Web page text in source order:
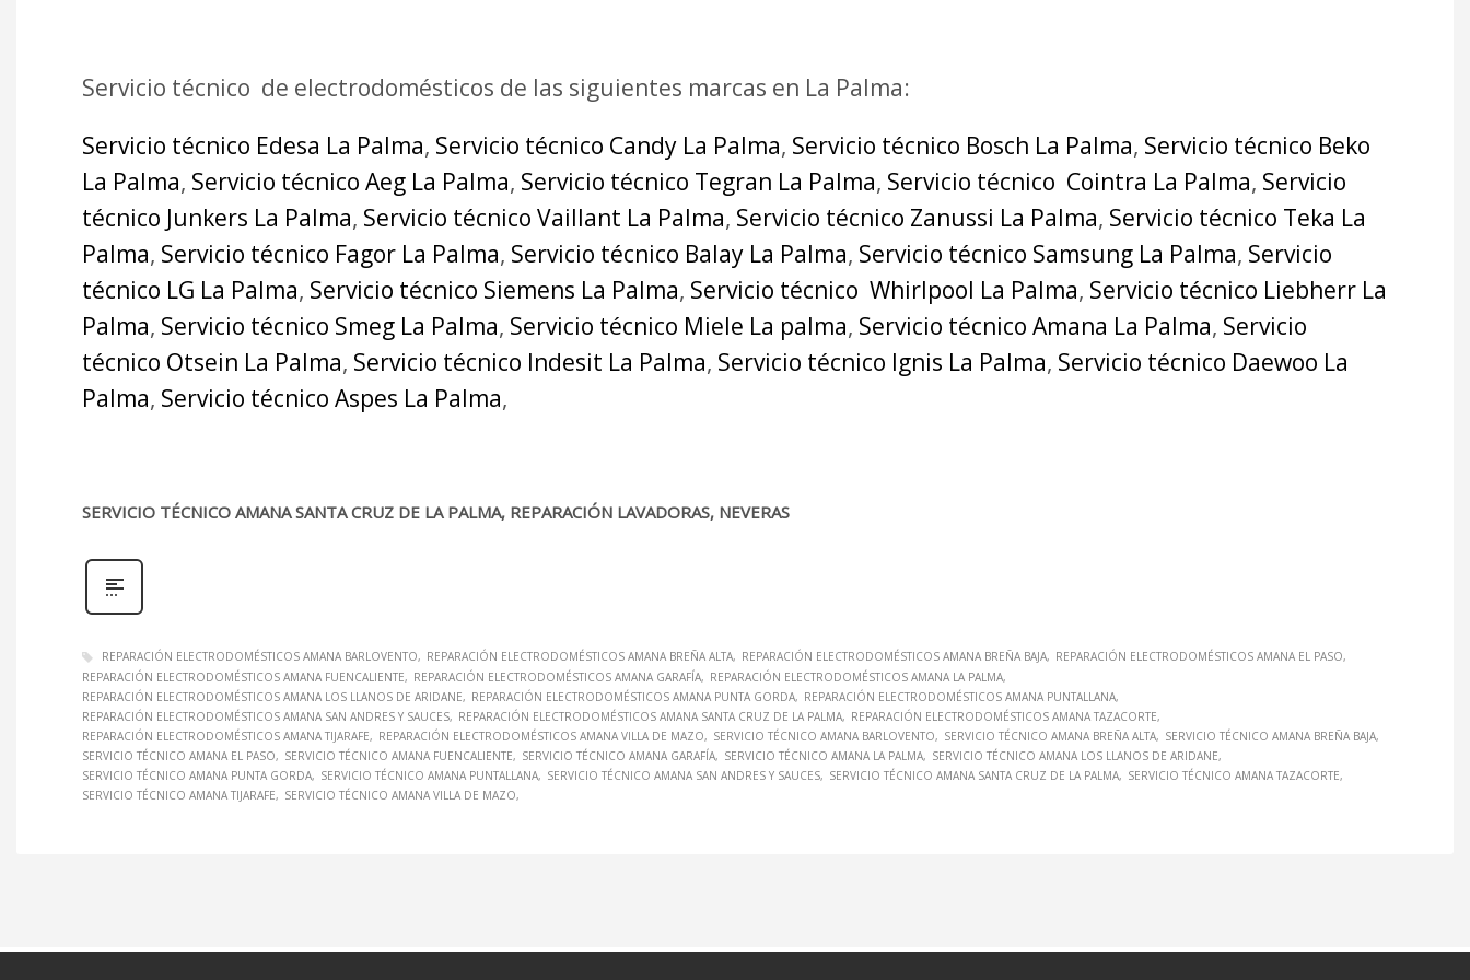
Servicio técnico de electrodomésticos de las siguientes marcas en La Palma:
Servicio técnico Edesa La Palma, Servicio técnico Candy La Palma, Servicio técnico Bosch La Palma, Servicio técnico Beko
La Palma, Servicio técnico Aeg La Palma, Servicio técnico Tegran La Palma, Servicio técnico Cointra La Palma, Servicio
técnico Junkers La Palma, Servicio técnico Vaillant La Palma, Servicio técnico Zanussi La Palma, Servicio técnico Teka La
Palma, Servicio técnico Fagor La Palma, Servicio técnico Balay La Palma, Servicio técnico Samsung La Palma, Servicio
técnico LG La Palma, Servicio técnico Siemens La Palma, Servicio técnico Whirlpool La Palma, Servicio técnico Liebherr La
Palma, Servicio técnico Smeg La Palma, Servicio técnico Miele La palma, Servicio técnico Amana La Palma, Servicio
técnico Otsein La Palma, Servicio técnico Indesit La Palma, Servicio técnico Ignis La Palma, Servicio técnico Daewoo La
Palma, Servicio técnico Aspes La Palma,
SERVICIO TÉCNICO AMANA SANTA CRUZ DE LA PALMA, REPARACIÓN LAVADORAS, NEVERAS
REPARACIÓN ELECTRODOMÉSTICOS AMANA BARLOVENTO REPARACIÓN ELECTRODOMÉSTICOS AMANA BREÑA ALTA REPARACIÓN ELECTRODOMÉSTICOS AMANA BREÑA BAJA
REPARACIÓN ELECTRODOMÉSTICOS AMANA EL PASO
REPARACIÓN ELECTRODOMÉSTICOS AMANA FUENCALIENTE
REPARACIÓN ELECTRODOMÉSTICOS AMANA GARAFÍA
REPARACIÓN ELECTRODOMÉSTICOS AMANA LA PALMA
REPARACIÓN ELECTRODOMÉSTICOS AMANA LOS LLANOS DE ARIDANE
REPARACIÓN ELECTRODOMÉSTICOS AMANA PUNTA GORDA
REPARACIÓN ELECTRODOMÉSTICOS AMANA PUNTALLANA
REPARACIÓN ELECTRODOMÉSTICOS AMANA SAN ANDRES Y SAUCES
REPARACIÓN ELECTRODOMÉSTICOS AMANA SANTA CRUZ DE LA PALMA
REPARACIÓN ELECTRODOMÉSTICOS AMANA TAZACORTE
REPARACIÓN ELECTRODOMÉSTICOS AMANA TIJARAFE
REPARACIÓN ELECTRODOMÉSTICOS AMANA VILLA DE MAZO SERVICIO TÉCNICO AMANA BARLOVENTO SERVICIO TÉCNICO AMANA BREÑA ALTA
SERVICIO TÉCNICO AMANA BREÑA BAJA
SERVICIO TÉCNICO AMANA EL PASO
SERVICIO TÉCNICO AMANA FUENCALIENTE SERVICIO TÉCNICO AMANA GARAFÍA SERVICIO TÉCNICO AMANA LA PALMA
SERVICIO TÉCNICO AMANA LOS LLANOS DE ARIDANE
SERVICIO TÉCNICO AMANA PUNTA GORDA
SERVICIO TÉCNICO AMANA PUNTALLANA SERVICIO TÉCNICO AMANA SAN ANDRES Y SAUCES SERVICIO TÉCNICO AMANA SANTA CRUZ DE LA PALMA
SERVICIO TÉCNICO AMANA TAZACORTE
SERVICIO TÉCNICO AMANA TIJARAFE
SERVICIO TÉCNICO AMANA VILLA DE MAZO